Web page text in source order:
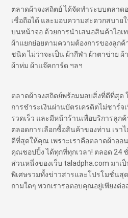
ตลาดผ้าจงสถิตย์ ได้จัดทำระบบตลาด
เชื่อถือได้ และมอบความสะดวกสบาย
บนหน้าจอ ด้วยการนำเสนอสินค้าไอเ
ผ้าแยกย่อยตามความต้องการของลูกค้
ชนิด ไม่ว่าจะเป็น ผ้ากีฬา ผ้าตาข่าย ผ้
ผ้าห่ม ผ้าแจ๊คการ์ด ฯลฯ
ตลาดผ้าจงสถิตย์พร้อมมอบสิ่งที่ดีที่สุด
การชำระเงินผ่านบัตรเครดิตไม่ชาร์จ
รวดเร็ว และมีหน้าร้านเพื่อบริการลูก
ตลอดการเลือกซื้อสินค้าของท่าน เรา
ดีที่สุดให้คุณ เพราะเราคือตลาดผ้าออ
คุณชอปปิ้ง ได้ทุกที่ทุกเวลา! ตลอด 24
ส่วนหนึ่งของเว็บ taladpha.com มาเ
พิเศษรวมทั้งข่าวสารและโปรโมชั่นสุ
ถามใดๆ พวกเรารอตอบคุณอยู่เพียงต่อ